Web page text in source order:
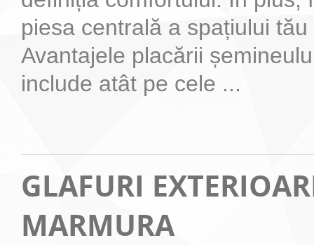
piesa centrală a spațiului
Avantajele placării
include atât pe cele ...
GLAFURI
MARMURA